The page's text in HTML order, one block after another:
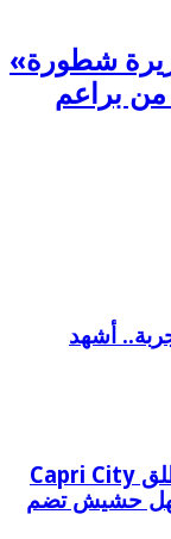
شطورة»
تحتفل بتخريج الدفعة الـ11 من براعم
أشهد
مجموعة بيك الباتروس للفنادق تطلق Capri City
سهل حشيش تضم